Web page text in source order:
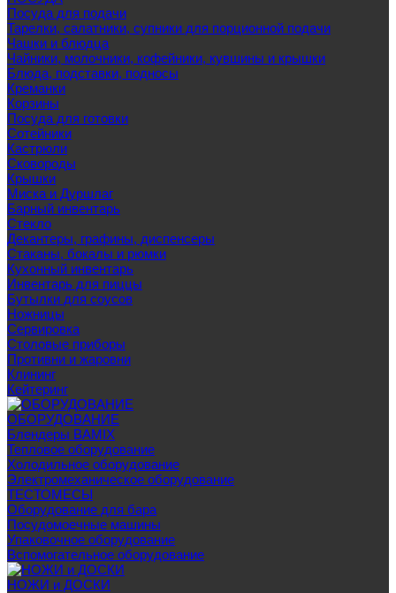
Посуда для подачи
Тарелки, салатники, супники для порционной подачи
Чашки и блюдца
Чайники, молочники, кофейники, кувшины и крышки
Блюда, подставки, подносы
Креманки
Корзины
Посуда для готовки
Сотейники
Кастрюли
Сковороды
Крышки
Миска и Дуршлаг
Барный инвентарь
Стекло
Декантеры, графины, диспенсеры
Стаканы, бокалы и рюмки
Кухонный инвентарь
Инвентарь для пиццы
Бутылки для соусов
Ножницы
Сервировка
Столовые приборы
Противни и жаровни
Клининг
Кейтеринг
ОБОРУДОВАНИЕ
Блендеры BAMIX
Тепловое оборудование
Холодильное оборудование
Электромеханическое оборудование
ТЕСТОМЕСЫ
Оборудование для бара
Посудомоечные машины
Упаковочное оборудование
Вспомогательное оборудование
НОЖИ и ДОСКИ